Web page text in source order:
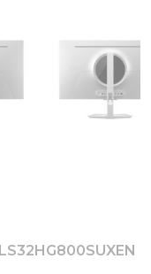
LS32HG800SUXEN